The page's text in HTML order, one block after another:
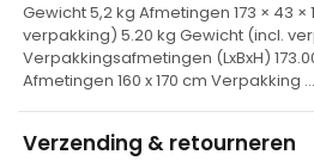
t
v
e
Gewicht 5,2 kg Afmetingen 173 × 43 ×
verpakking) 5.20 kg Gewicht (incl.
Verpakkingsafmetingen (LxBxH)
Afmetingen 160 x 170 cm Verpakking …
Verzending & retourneren